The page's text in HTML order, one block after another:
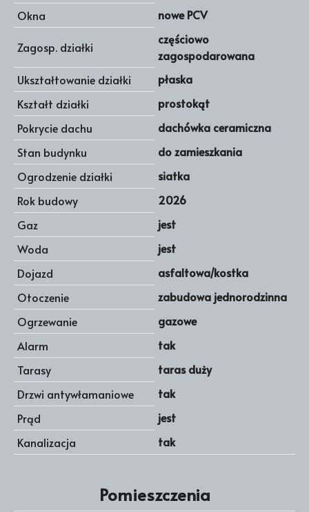
Okna
nowe PCV
Zagosp. działki
częściowo
zagospodarowana
Ukształtowanie działki
płaska
Kształt działki
prostokąt
Pokrycie dachu
dachówka ceramiczna
Stan budynku
do zamieszkania
Ogrodzenie działki
siatka
Rok budowy
2026
Gaz
jest
Woda
jest
Dojazd
asfaltowa/kostka
Otoczenie
zabudowa jednorodzinna
Ogrzewanie
gazowe
Alarm
tak
Tarasy
taras duży
Drzwi antywłamaniowe
tak
Prąd
jest
Kanalizacja
tak
Pomieszczenia